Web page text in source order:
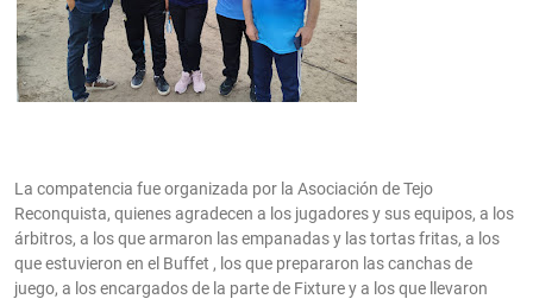
La compatencia fue organizada por la Asociación de Tejo
Reconquista, quienes agradecen a los jugadores y sus equipos, a los
árbitros, a los que armaron las empanadas y las tortas fritas, a los
que estuvieron en el Buffet , los que prepararon las canchas de
juego, a los encargados de la parte de Fixture y a los que llevaron